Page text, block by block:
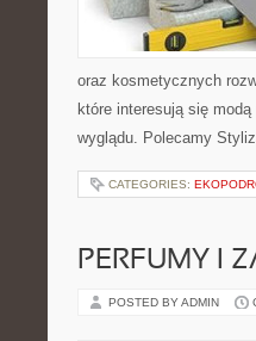
oraz kosmetycznych
które interesują się
wyglądu. Polecamy
CATEGORIES:
PERFUMY I
POSTED BY ADMIN